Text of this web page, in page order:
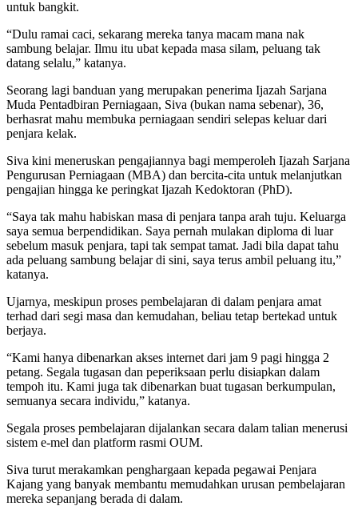
untuk bangkit.
“Dulu ramai caci, sekarang mereka tanya macam mana nak
sambung belajar. Ilmu itu ubat kepada masa silam, peluang tak
datang selalu,” katanya.
Seorang lagi banduan yang merupakan penerima Ijazah Sarjana
Muda Pentadbiran Perniagaan, Siva (bukan nama sebenar), 36,
berhasrat mahu membuka perniagaan sendiri selepas keluar dari
penjara kelak.
Siva kini meneruskan pengajiannya bagi memperoleh Ijazah Sarjana
Pengurusan Perniagaan (MBA) dan bercita-cita untuk melanjutkan
pengajian hingga ke peringkat Ijazah Kedoktoran (PhD).
“Saya tak mahu habiskan masa di penjara tanpa arah tuju. Keluarga
saya semua berpendidikan. Saya pernah mulakan diploma di luar
sebelum masuk penjara, tapi tak sempat tamat. Jadi bila dapat tahu
ada peluang sambung belajar di sini, saya terus ambil peluang itu,”
katanya.
Ujarnya, meskipun proses pembelajaran di dalam penjara amat
terhad dari segi masa dan kemudahan, beliau tetap bertekad untuk
berjaya.
“Kami hanya dibenarkan akses internet dari jam 9 pagi hingga 2
petang. Segala tugasan dan peperiksaan perlu disiapkan dalam
tempoh itu. Kami juga tak dibenarkan buat tugasan berkumpulan,
semuanya secara individu,” katanya.
Segala proses pembelajaran dijalankan secara dalam talian menerusi
sistem e-mel dan platform rasmi OUM.
Siva turut merakamkan penghargaan kepada pegawai Penjara
Kajang yang banyak membantu memudahkan urusan pembelajaran
mereka sepanjang berada di dalam.